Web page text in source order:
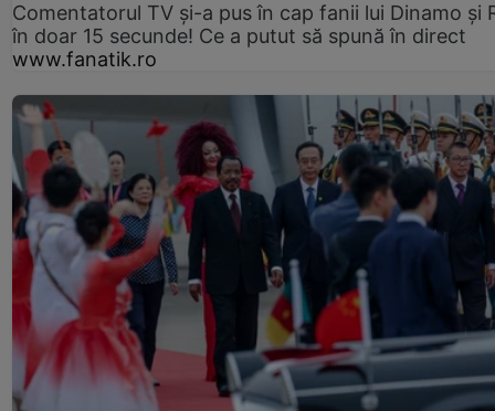
Comentatorul TV și-a pus în cap fanii lui Dinamo și
în doar 15 secunde! Ce a putut să spună în direct
www.fanatik.ro